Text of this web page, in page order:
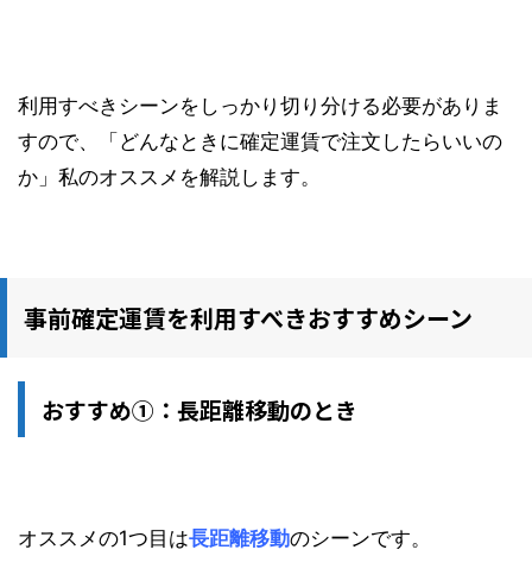
利用すべきシーンをしっかり切り分ける必要がありま
すので、「どんなときに確定運賃で注文したらいいの
か」私のオススメを解説します。
事前確定運賃を利用すべきおすすめシーン
おすすめ①：長距離移動のとき
オススメの1つ目は長距離移動のシーンです。